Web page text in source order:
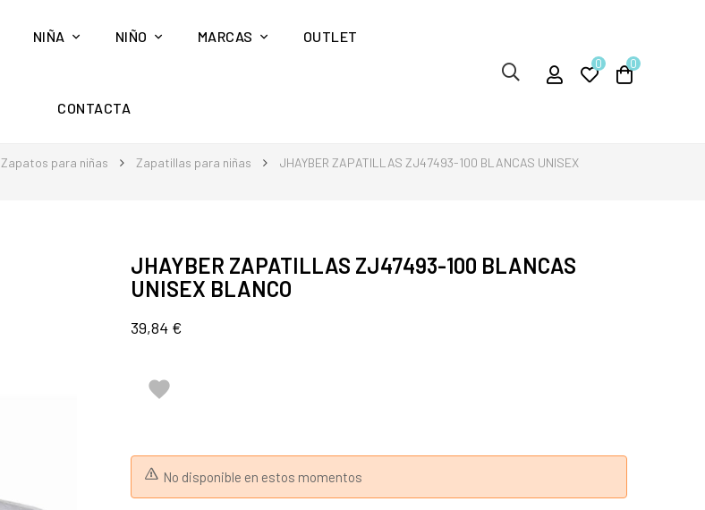
NIÑA NIÑO MARCAS OUTLET
CONTACTA
0 0
Zapatos para niñas Zapatillas para niñas
JHAYBER ZAPATILLAS ZJ47493-100 BLANCAS UNISEX
JHAYBER ZAPATILLAS ZJ47493-100 BLANCAS
UNISEX BLANCO
39,84 €

No disponible en estos momentos